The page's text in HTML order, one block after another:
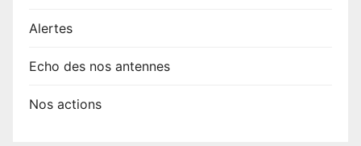
Alertes
Echo des nos antennes
Nos actions